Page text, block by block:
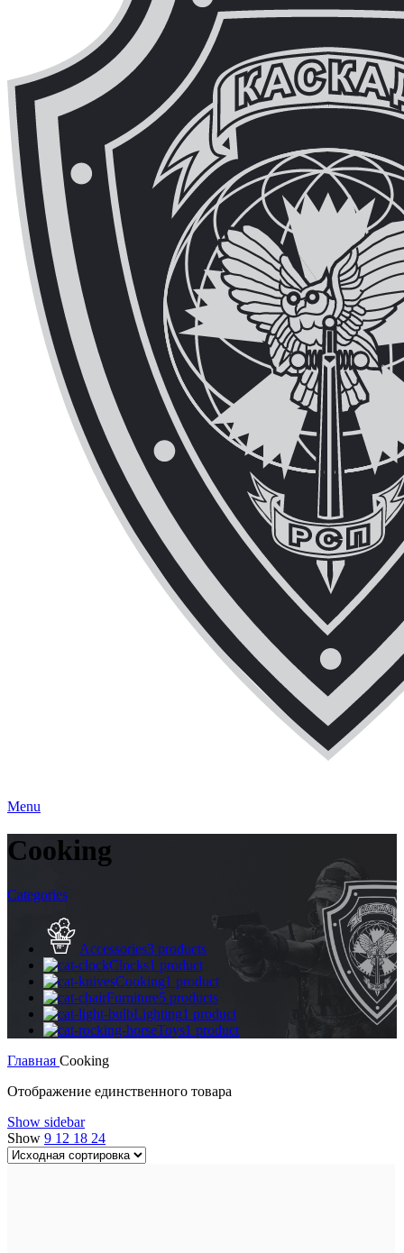
Menu
Cooking
Categories
Accessories3 products
Clocks1 product
Cooking1 product
Furniture5 products
Lighting1 product
Toys1 product
Главная Cooking
Отображение единственного товара
Show sidebar
Show 9 12 18 24